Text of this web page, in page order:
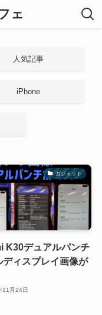
ェ
人気記事
iPhone
ガジェット
K30デュアルパンチ
ディスプレイ画像が
11月24日